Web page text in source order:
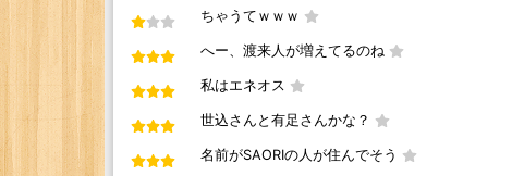
ちゃうてｗｗｗ
へー、渡来人が増えてるのね
私はエネオス
世込さんと有足さんかな？
名前がSAORIの人が住んでそう